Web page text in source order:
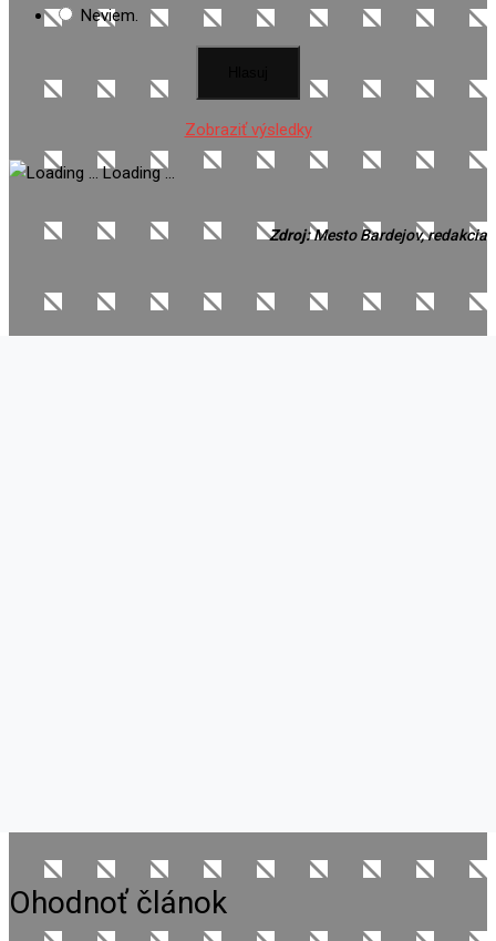
Neviem.
Zobraziť výsledky
Loading ...
Zdroj:Mesto Bardejov, redakcia
Ohodnoť článok